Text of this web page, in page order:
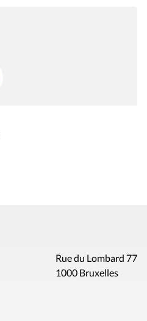
Rue du Lombard 77
1000 Bruxelles